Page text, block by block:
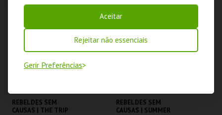
Aceitar
Rejeitar não essenciais
Gerir Preferências
FEVER
COMPRAR
CINEMATECA
MAIS INFO
REBELDES SEM
CAUSAS | THE TRIP
REBELDES SEM
CAUSAS | SUMMER